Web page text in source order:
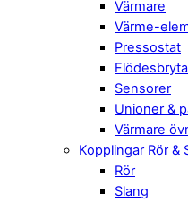
Värmare
Värme-
Pressostat
Sensorer
Unioner &
Värmare
Kopplingar Rör &
Rör
Slang